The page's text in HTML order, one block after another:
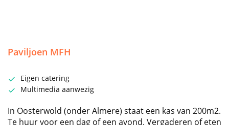
Paviljoen MFH
Eigen catering
Multimedia aanwezig
In Oosterwold (onder Almere) staat een kas van 200m2.
Te huur voor een dag of een avond. Vergaderen of eten